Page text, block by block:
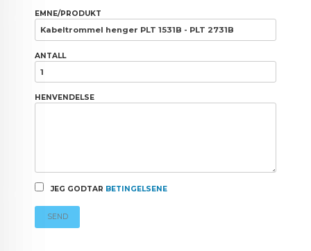
EMNE/PRODUKT
ANTALL
HENVENDELSE
JEG GODTAR BETINGELSENE
SEND